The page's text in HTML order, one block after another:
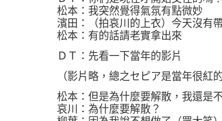
松本：我突然覺得氣氛有點微妙
濱田：（拍哀川的上衣）今天沒有
松本：有的話請老實拿出來
ＤＴ：先看一下當年的影片
（影片略，總之セピア是當年很紅
松本：但是為什麼要解散，我還是
哀川：為什麼要解散？